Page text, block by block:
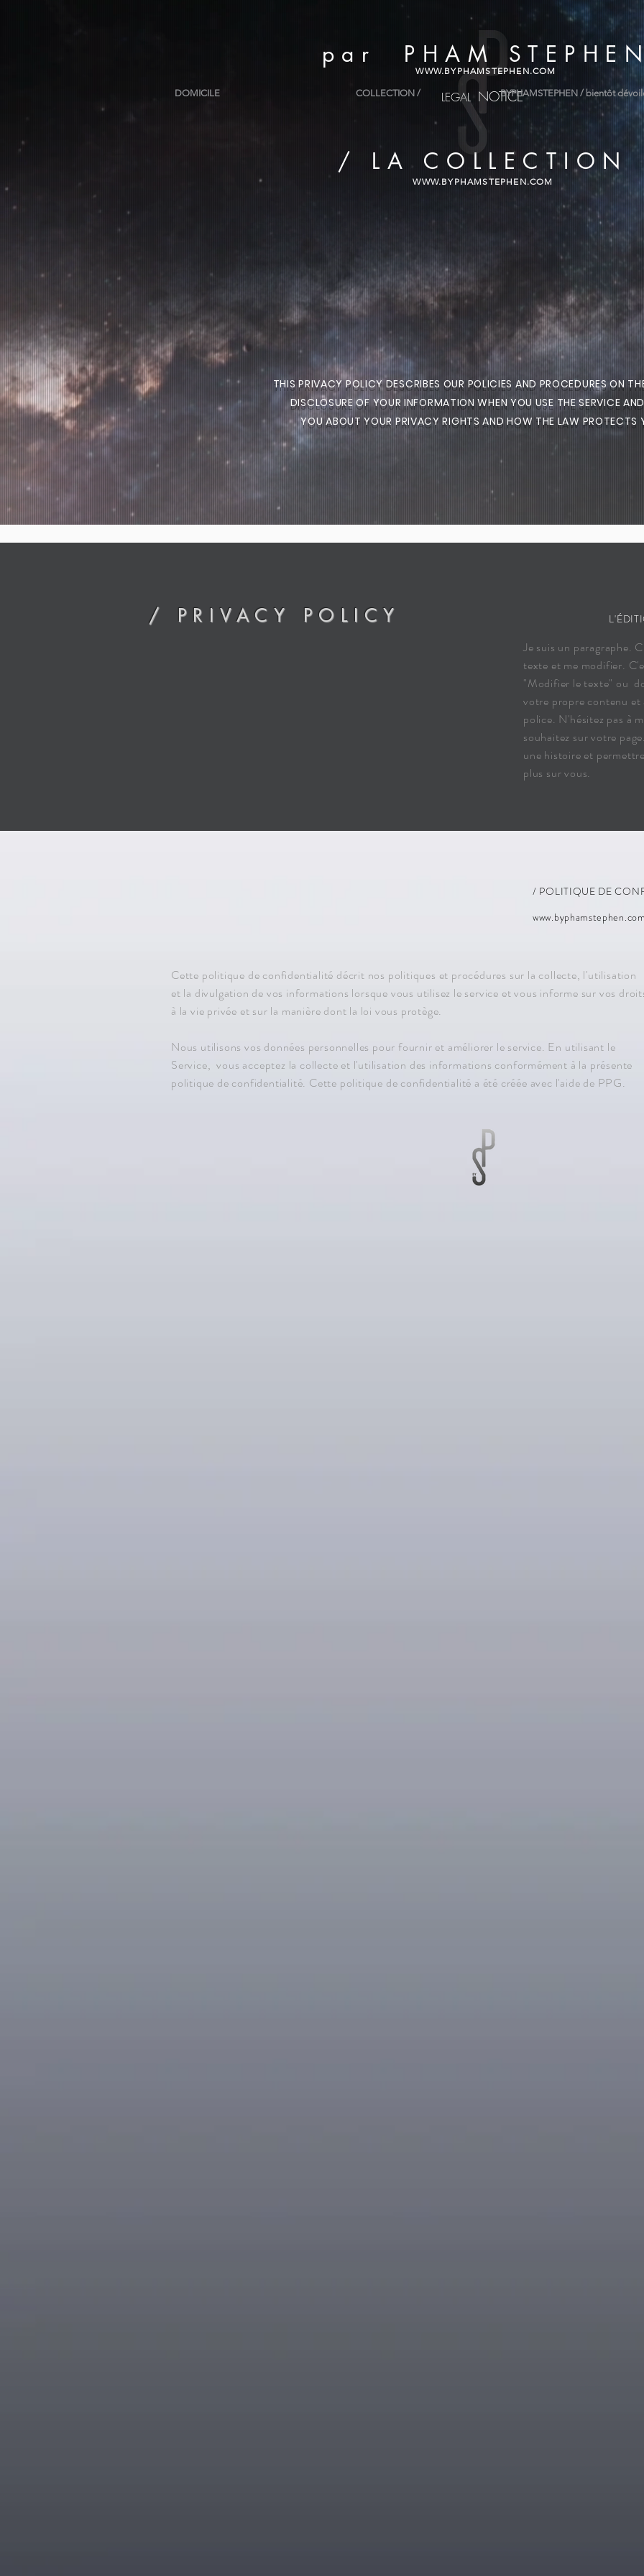
DOMICILE COLLECTION / BYPHAMSTEPHEN / bientôt
par PHAM
WWW.BYPHAMSTEPHEN.COM
LEGAL NOTICE
/ LA COLLECTION
WWW.BYPHAMSTEPHEN.COM
THIS PRIVACY POLICY DESCRIBES OUR POLICIES AND PROCEDURES ON
DISCLOSURE OF YOUR INFORMATION WHEN YOU USE THE SERVICE
YOUABOUT YOUR PRIVACY RIGHTS AND HOW THE LAW PROTECTS
/ PRIVACY POLICY
Je suis un paragraphe.
texte et me modifier.
"Modifier le texte" ou
votre propre contenu
police. N'hésitez pas à
souhaitez sur votre
une histoire et
plus sur vous.
/ POLITIQUE DE
Cette politique de confidentialité décrit nos politiques et procédures sur la collecte, l'utilisation
et la divulgation de vos informations lorsque vous utilisez le service et vous informe sur vos
à la vie privée et sur la manière dont la loi vous protège.
Nous utilisons vos données personnelles pour fournir et améliorer le service. En utilisant le
Service, vous acceptez la collecte et l'utilisation des informations conformément à la présente
politique de confidentialité. Cette politique de confidentialité a été créée avec l'aide de PPG.